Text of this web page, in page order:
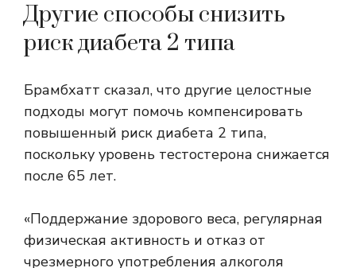
Другие способы снизить
риск диабета 2 типа
Брамбхатт сказал, что другие целостные
подходы могут помочь компенсировать
повышенный риск диабета 2 типа,
поскольку уровень тестостерона снижается
после 65 лет.
«Поддержание здорового веса, регулярная
физическая активность и отказ от
чрезмерного употребления алкоголя